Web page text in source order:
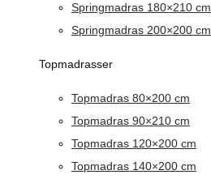
Springmadras 180×210 cm
Springmadras 200×200 cm
Topmadrasser
Topmadras 80×200 cm
Topmadras 90×210 cm
Topmadras 120×200 cm
Topmadras 140×200 cm